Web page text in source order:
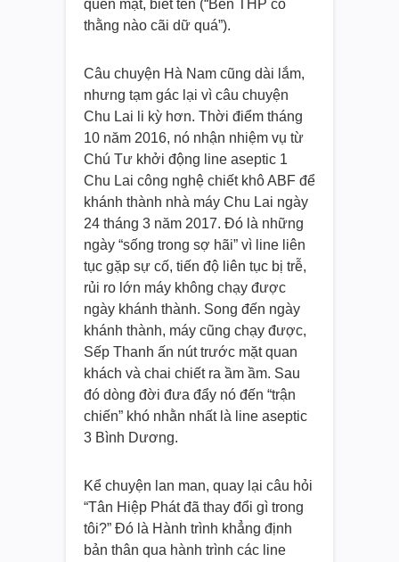
quen mặt, biết tên (“Bên THP có
thằng nào cãi dữ quá”).
Câu chuyện Hà Nam cũng dài lắm,
nhưng tạm gác lại vì câu chuyện
Chu Lai li kỳ hơn. Thời điểm tháng
10 năm 2016, nó nhận nhiệm vụ từ
Chú Tư khởi động line aseptic 1
Chu Lai công nghệ chiết khô ABF để
khánh thành nhà máy Chu Lai ngày
24 tháng 3 năm 2017. Đó là những
ngày “sống trong sợ hãi” vì line liên
tục gặp sự cố, tiến độ liên tục bị trễ,
rủi ro lớn máy không chạy được
ngày khánh thành. Song đến ngày
khánh thành, máy cũng chạy được,
Sếp Thanh ấn nút trước mặt quan
khách và chai chiết ra ầm ầm. Sau
đó dòng đời đưa đẩy nó đến “trận
chiến” khó nhằn nhất là line aseptic
3 Bình Dương.
Kể chuyện lan man, quay lại câu hỏi
“Tân Hiệp Phát đã thay đổi gì trong
tôi?” Đó là Hành trình khẳng định
bản thân qua hành trình các line